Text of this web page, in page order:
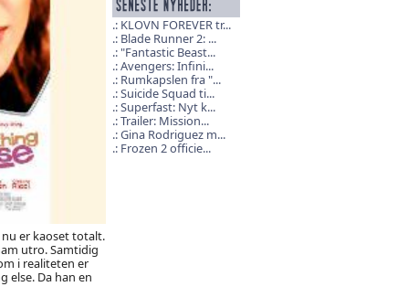
er kaoset totalt.
utro. Samtidig
i realiteten er
else. Da han en
KLOVN FOREVER tr...
Blade Runner 2: ...
"Fantastic Beast...
Avengers: Infini...
Rumkapslen fra "...
Suicide Squad ti...
Superfast: Nyt k...
Trailer: Mission...
Gina Rodriguez m...
Frozen 2 officie...